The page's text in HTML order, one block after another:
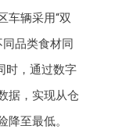
车辆采用“双
品类食材同
时，通过数字
据，实现从仓
至最低。